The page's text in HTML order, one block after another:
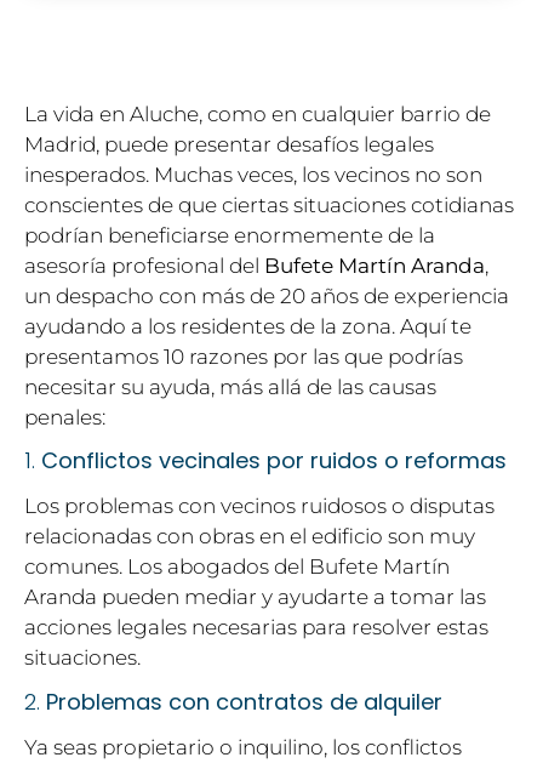
La vida en Aluche, como en cualquier barrio de
Madrid, puede presentar desafíos legales
inesperados. Muchas veces, los vecinos no son
conscientes de que ciertas situaciones cotidianas
podrían beneficiarse enormemente de la
asesoría profesional del Bufete Martín Aranda,
un despacho con más de 20 años de experiencia
ayudando a los residentes de la zona. Aquí te
presentamos 10 razones por las que podrías
necesitar su ayuda, más allá de las causas
penales:
1. Conflictos vecinales por ruidos o reformas
Los problemas con vecinos ruidosos o disputas
relacionadas con obras en el edificio son muy
comunes. Los abogados del Bufete Martín
Aranda pueden mediar y ayudarte a tomar las
acciones legales necesarias para resolver estas
situaciones.
2. Problemas con contratos de alquiler
Ya seas propietario o inquilino, los conflictos